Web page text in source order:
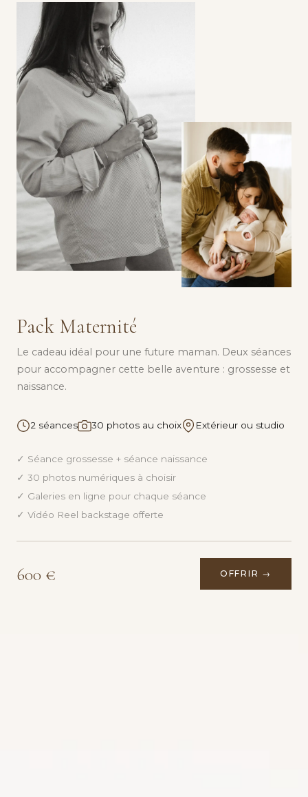
Pack Maternité
Le cadeau idéal pour une future maman. Deux séances
pour accompagner cette belle aventure : grossesse et
naissance.
2 séances 30 photos au choix Extérieur ou studio
✓ Séance grossesse + séance naissance
✓ 30 photos numériques à choisir
✓ Galeries en ligne pour chaque séance
✓ Vidéo Reel backstage offerte
600 € OFFRIR →